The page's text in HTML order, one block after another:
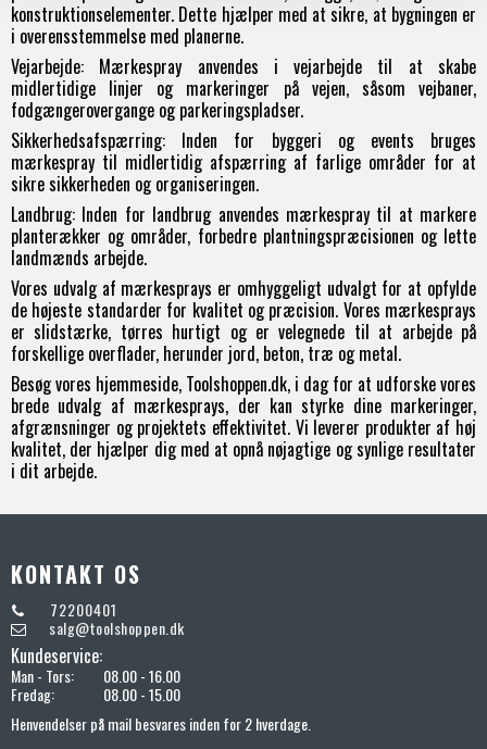
konstruktionselementer. Dette hjælper med at sikre, at bygningen er
i overensstemmelse med planerne.
Vejarbejde: Mærkespray anvendes i vejarbejde til at skabe
midlertidige linjer og markeringer på vejen, såsom vejbaner,
fodgængerovergange og parkeringspladser.
Sikkerhedsafspærring: Inden for byggeri og events bruges
mærkespray til midlertidig afspærring af farlige områder for at
sikre sikkerheden og organiseringen.
Landbrug: Inden for landbrug anvendes mærkespray til at markere
planterækker og områder, forbedre plantningspræcisionen og lette
landmænds arbejde.
Vores udvalg af mærkesprays er omhyggeligt udvalgt for at opfylde
de højeste standarder for kvalitet og præcision. Vores mærkesprays
er slidstærke, tørres hurtigt og er velegnede til at arbejde på
forskellige overflader, herunder jord, beton, træ og metal.
Besøg vores hjemmeside, Toolshoppen.dk, i dag for at udforske vores
brede udvalg af mærkesprays, der kan styrke dine markeringer,
afgrænsninger og projektets effektivitet. Vi leverer produkter af høj
kvalitet, der hjælper dig med at opnå nøjagtige og synlige resultater
i dit arbejde.
KONTAKT OS
72200401
salg@toolshoppen.dk
Kundeservice:
Man - Tors:
08.00 - 16.00
Fredag:
08.00 - 15.00
Henvendelser på mail besvares inden for 2 hverdage.